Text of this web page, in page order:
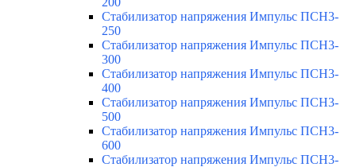
Стабилизатор напряжения Импульс ПСН3-
250
Стабилизатор напряжения Импульс ПСН3-
300
Стабилизатор напряжения Импульс ПСН3-
400
Стабилизатор напряжения Импульс ПСН3-
500
Стабилизатор напряжения Импульс ПСН3-
600
Стабилизатор напряжения Импульс ПСН3-